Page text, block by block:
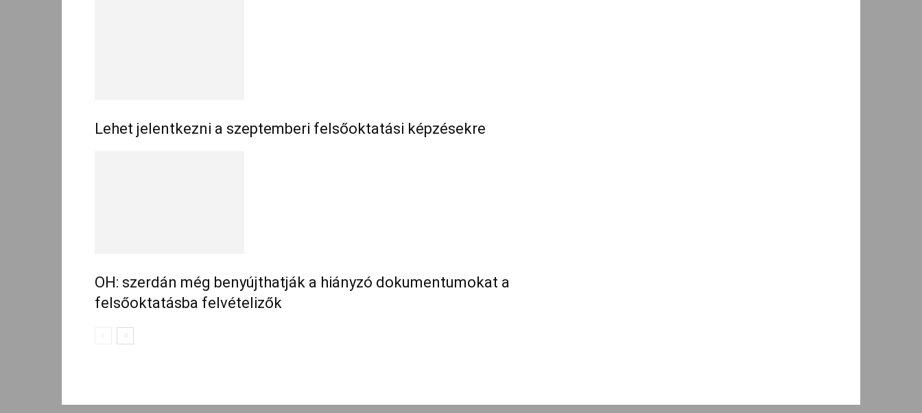
Lehet jelentkezni a szeptemberi felsőoktatási képzésekre
OH: szerdán még benyújthatják a hiányzó dokumentumokat a
felsőoktatásba felvételizők